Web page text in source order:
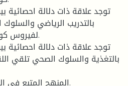
بالتدريب الرياضي
لفيروس
بالتغذية والسلوك الصحي تلقي